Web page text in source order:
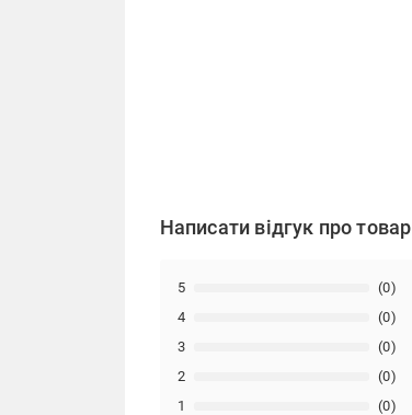
Написати відгук про товар
1 (0)
2 (0)
3 (0)
4 (0)
5 (0)